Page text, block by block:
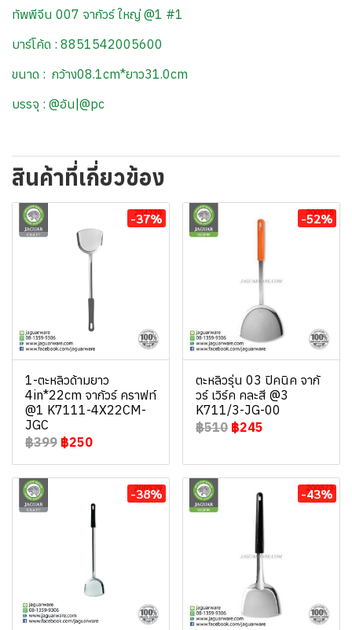
ทัพพีจีน 007 จากัวร์ ใหญ่ @1 #1
บาร์โค้ด : 8851542005600
ขนาด : กว้าง08.1cm*ยาว31.0cm
บรรจุ : @อัน|@pc
สินค้าที่เกี่ยวข้อง
-37%
1-ตะหลิวด้ามยาว
4in*22cm จากัวร์ คราฟท์
@1 K7111-4X22CM-
JGC
฿399 ฿250
-52%
ตะหลิวรุ่น 03 ปิคนิค จากั
วร์ เวิร์ค คละสี @3
K711/3-JG-00
฿510 ฿245
-38% -43%